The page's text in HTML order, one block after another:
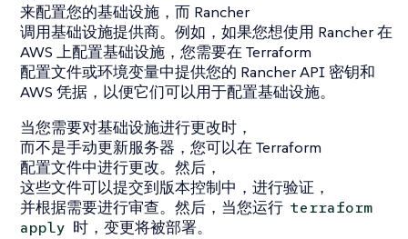
来配置您的基础设施，而 Rancher
调用基础设施提供商。例如，如果您想使用 Rancher 在
AWS 上配置基础设施，您需要在 Terraform
配置文件或环境变量中提供您的 Rancher API 密钥和
AWS 凭据，以便它们可以用于配置基础设施。
当您需要对基础设施进行更改时，
而不是手动更新服务器，您可以在 Terraform
配置文件中进行更改。然后，
这些文件可以提交到版本控制中，进行验证，
并根据需要进行审查。然后，当您运行 terraform
apply 时，变更将被部署。